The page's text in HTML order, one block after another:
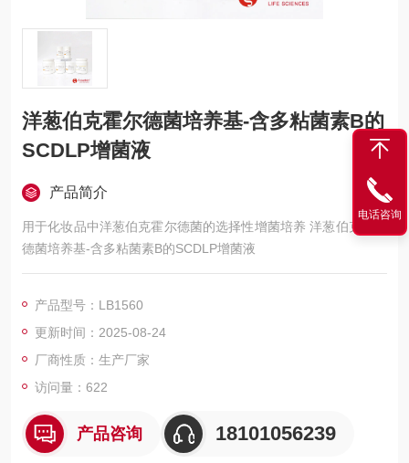
洋葱伯克霍尔德菌培养基-含多粘菌素B的
SCDLP增菌液
产品简介
用于化妆品中洋葱伯克霍尔德菌的选择性增菌培养 洋葱伯克霍尔
德菌培养基-含多粘菌素B的SCDLP增菌液
产品型号：LB1560
更新时间：2025-08-24
厂商性质：生产厂家
访问量：622
产品咨询 18101056239
电话咨询